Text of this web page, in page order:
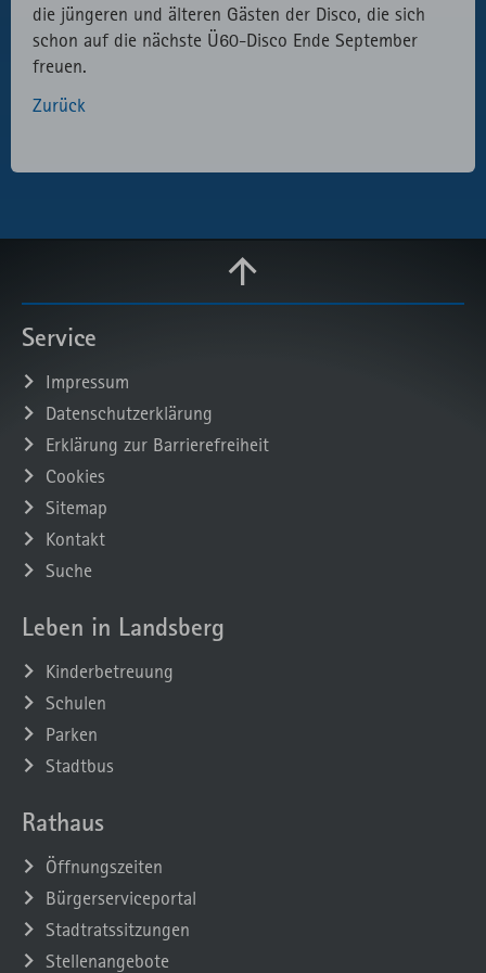
die jüngeren und älteren Gästen der Disco, die sich
schon auf die nächste Ü60-Disco Ende September
freuen.
Zurück
Service
Impressum
Datenschutzerklärung
Erklärung zur Barrierefreiheit
Cookies
Sitemap
Kontakt
Suche
Leben in Landsberg
Kinderbetreuung
Schulen
Parken
Stadtbus
Rathaus
Öffnungszeiten
Bürgerserviceportal
Stadtratssitzungen
Stellenangebote